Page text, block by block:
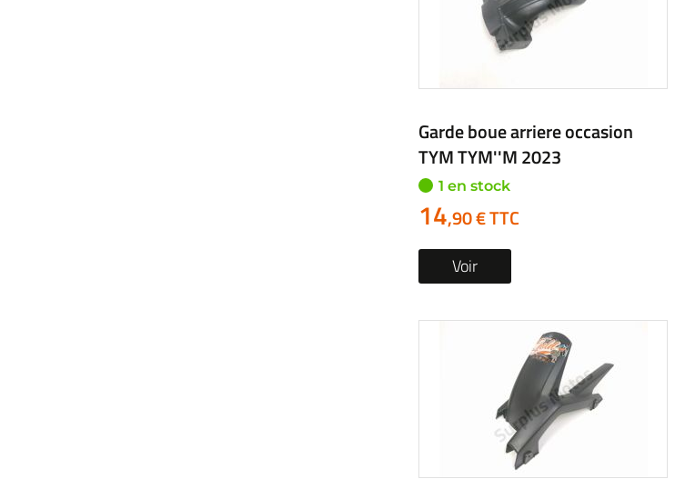
Garde boue arriere occasion
TYM TYM''M 2023
1 en stock
14,90 € TTC
Voir